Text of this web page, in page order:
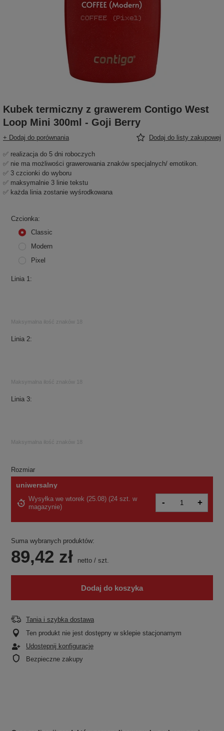
Kubek termiczny z grawerem Contigo West
Loop Mini 300ml - Goji Berry
+ Dodaj do porównania Dodaj do listy zakupowej
✅ realizacja do 5 dni roboczych
✅ nie ma możliwości grawerowania znaków specjalnych/ emotikon.
✅ 3 czcionki do wyboru
✅ maksymalnie 3 linie tekstu
✅ każda linia zostanie wyśrodkowana
Czcionka
Classic
Modern
Pixel
Linia 1
Maksymalna ilość znaków 18
Linia 2
Maksymalna ilość znaków 18
Linia 3
Maksymalna ilość znaków 18
Rozmiar
uniwersalny
Wysyłka we wtorek (25.08) (24 szt. w
magazynie) - +
Suma wybranych produktów:
89,42 zł netto / szt.
Dodaj do koszyka
Tania i szybka dostawa
Ten produkt nie jest dostępny w sklepie stacjonarnym
Udostępnij konfigurację
Bezpieczne zakupy